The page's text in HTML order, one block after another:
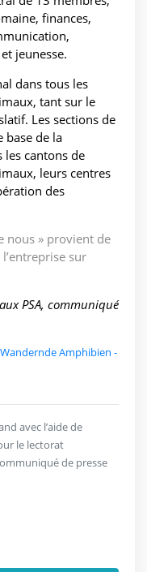
finances,
jeunesse.
dans tous les
tant sur le
Les sections de
base de la
cantons de
leurs centres
des
nous » provient de
sur
PSA, communiqué
Wandernde Amphibien -
avec l’aide de
le lectorat
de presse